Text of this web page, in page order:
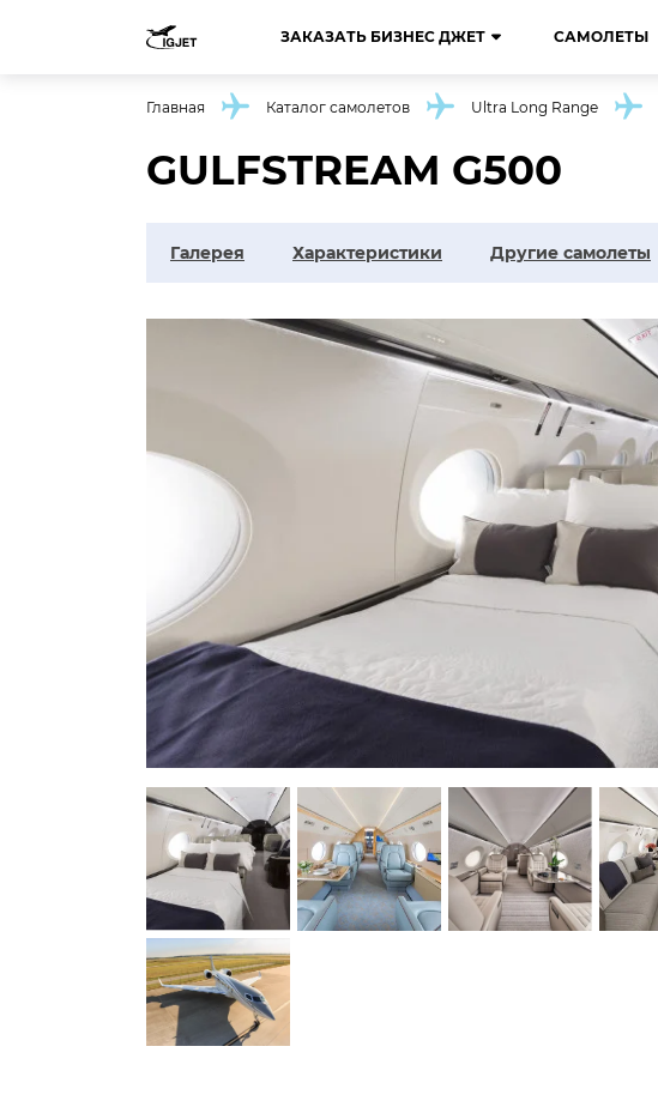
ЗАКАЗАТЬ БИЗНЕС ДЖЕТ САМОЛЕТЫ
Главная Каталог самолетов Ultra Long Range
GULFSTREAM G500
Галерея Характеристики Другие самолеты